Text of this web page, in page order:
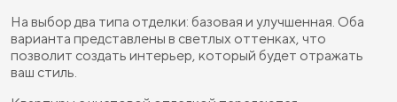
На выбор два типа отделки: базовая и улучшенная. Оба
варианта представлены в светлых оттенках, что
позволит создать интерьер, который будет отражать
ваш стиль.